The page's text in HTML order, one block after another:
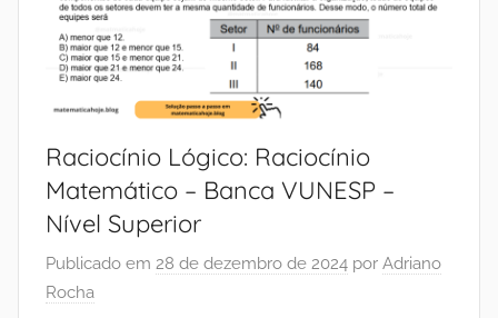
Raciocínio Lógico: Raciocínio
Matemático – Banca VUNESP –
Nível Superior
Publicado em 28 de dezembro de 2024 por Adriano
Rocha